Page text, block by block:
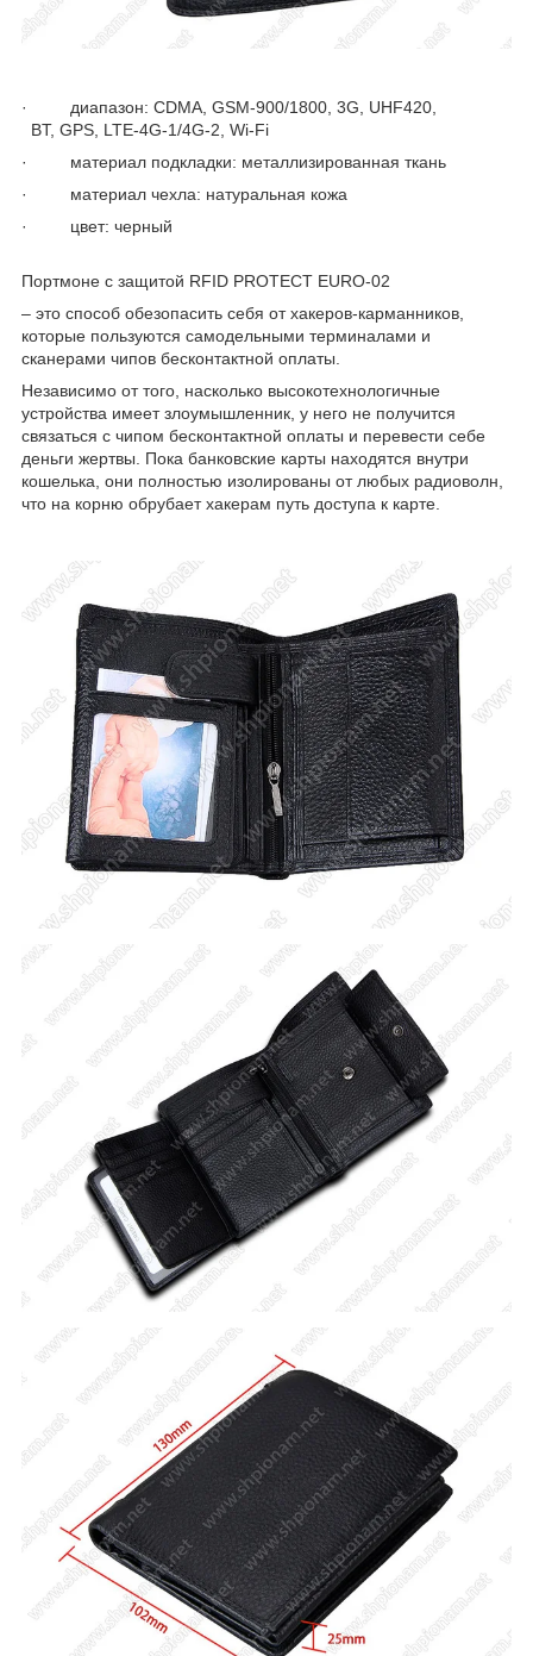
· диапазон: CDMA, GSM-900/1800, 3G, UHF420,
BT, GPS, LTE-4G-1/4G-2, Wi-Fi
· материал подкладки: металлизированная ткань
· материал чехла: натуральная кожа
· цвет: черный
Портмоне с защитой RFID PROTECT EURO-02
– это способ обезопасить себя от хакеров-карманников,
которые пользуются самодельными терминалами и
сканерами чипов бесконтактной оплаты.
Независимо от того, насколько высокотехнологичные
устройства имеет злоумышленник, у него не получится
связаться с чипом бесконтактной оплаты и перевести себе
деньги жертвы. Пока банковские карты находятся внутри
кошелька, они полностью изолированы от любых радиоволн,
что на корню обрубает хакерам путь доступа к карте.